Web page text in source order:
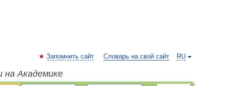
RU
Запомнить сайт Словарь на свой сайт
на Академике